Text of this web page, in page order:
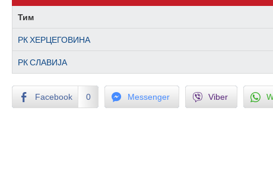
Тим
РК ХЕРЦЕГОВИНА
РК СЛАВИЈА
Facebook 0 Messenger Viber